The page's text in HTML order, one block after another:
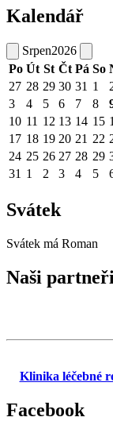
Kalendář
Srpen2026
Po Út St Čt Pá So
27 28 29 30 31 1
3
4 5 6 7 8
10 11 12 13 14 15
17 18 19 20 21 22
24 25 26 27 28 29
31 1 2 3 4 5
Svátek
Svátek má Roman
Naši partneři
Klinika léčebné
Facebook